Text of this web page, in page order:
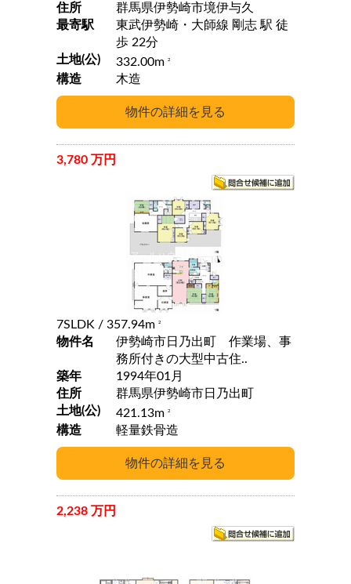
住所
群馬県伊勢崎市境伊与久
最寄駅
東武伊勢崎・大師線 剛志 駅 徒
歩 22分
土地(公)
332.00m 2
構造 木造
3,780 万円
7SLDK / 357.94m 2
物件名
伊勢崎市日乃出町 作業場、事
務所付きの大型中古住..
築年
1994年01月
住所
群馬県伊勢崎市日乃出町
土地(公)
421.13m 2
構造 軽量鉄骨造
2,238 万円